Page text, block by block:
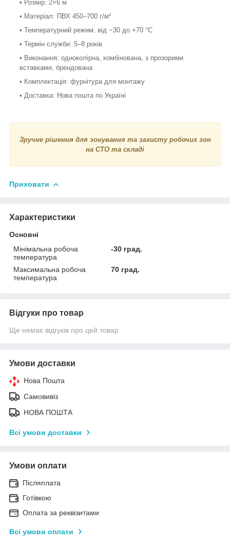
• Розмір: 2×6 м
• Матеріал: ПВХ 450–700 г/м²
• Температурний режим: від −30 до +70 °С
• Термін служби: 5–8 років
• Виконання: одноколірна, комбінована, з прозорими
вставками, брендована
• Комплектація: фурнітура для монтажу
• Доставка: Нова пошта по Україні
Зручне рішення для зонування та захисту робочих зон
на СТО та складі
Приховати
Характеристики
Основні
Мінімальна робоча
температура
-30 град.
Максимальна робоча
температура
70 град.
Відгуки про товар
Ще немає відгуків про цей товар
Умови доставки
Нова Пошта
Самовивіз
НОВА ПОШТА
Всі умови доставки
Умови оплати
Післяплата
Готівкою
Оплата за реквізитами
Всі умови оплати